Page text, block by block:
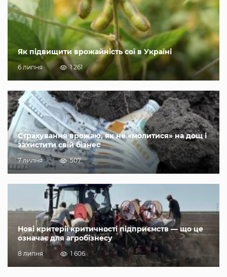
Як підвищити врожайність сої в Україні
6 липня 1 261
Страхування врожаю, як не «молитися» на дощ і
захистити свій бізнес
7 липня 507
Нові критерії критичності підприємств — що це
означає для агробізнесу
8 липня 1 606